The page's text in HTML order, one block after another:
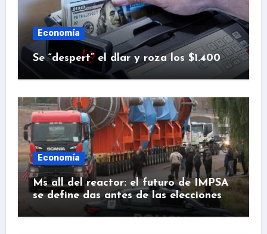
Economía
Se “despert” el dlar y roza los $1.400
Economía
Ms all del reactor: el futuro de IMPSA
se define das antes de las elecciones